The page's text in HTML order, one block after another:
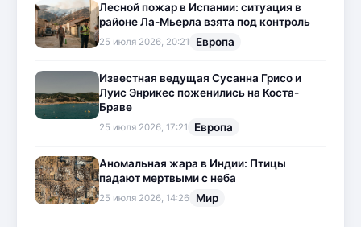
Лесной пожар в Испании: ситуация в
районе Ла-Мьерла взята под контроль
25 июля 2026, 20:21 Европа
Известная ведущая Сусанна Грисо и
Луис Энрикес поженились на Коста-
Браве
25 июля 2026, 17:21 Европа
Аномальная жара в Индии: Птицы
падают мертвыми с неба
25 июля 2026, 14:26 Мир